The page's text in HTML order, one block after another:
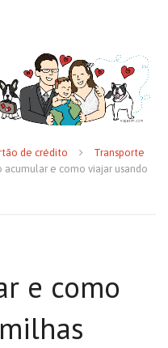
de crédito
Transporte
acumular e como viajar usando
e como